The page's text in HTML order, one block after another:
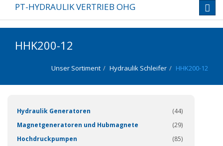
PT-HYDRAULIK VERTRIEB OHG
HHK200-12
HHK200-12
Hydraulik Schleifer
Unser Sortiment
Hydraulik Generatoren
(44)
Magnetgeneratoren und Hubmagnete
(29)
Hochdruckpumpen
(85)